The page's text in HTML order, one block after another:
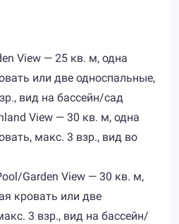
View — 25 кв. м, одна
или две односпальные,
вид на бассейн/сад
View — 30 кв. м, одна
макс. 3 взр., вид во
Garden View — 30 кв. м,
кровать или две
3 взр., вид на бассейн/